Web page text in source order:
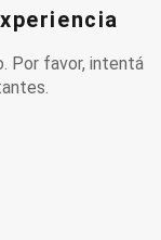
Por favor, intentá